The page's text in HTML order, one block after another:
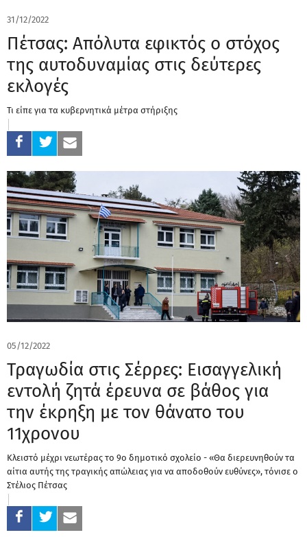
31/12/2022
Πέτσας: Απόλυτα εφικτός ο στόχος
της αυτοδυναμίας στις δεύτερες
εκλογές
Τι είπε για τα κυβερνητικά μέτρα στήριξης
05/12/2022
Τραγωδία στις Σέρρες: Εισαγγελική
εντολή ζητά έρευνα σε βάθος για
την έκρηξη με τον θάνατο του
11χρονου
Κλειστό μέχρι νεωτέρας το 9ο δημοτικό σχολείο - «Θα διερευνηθούν τα
αίτια αυτής της τραγικής απώλειας για να αποδοθούν ευθύνες», τόνισε ο
Στέλιος Πέτσας